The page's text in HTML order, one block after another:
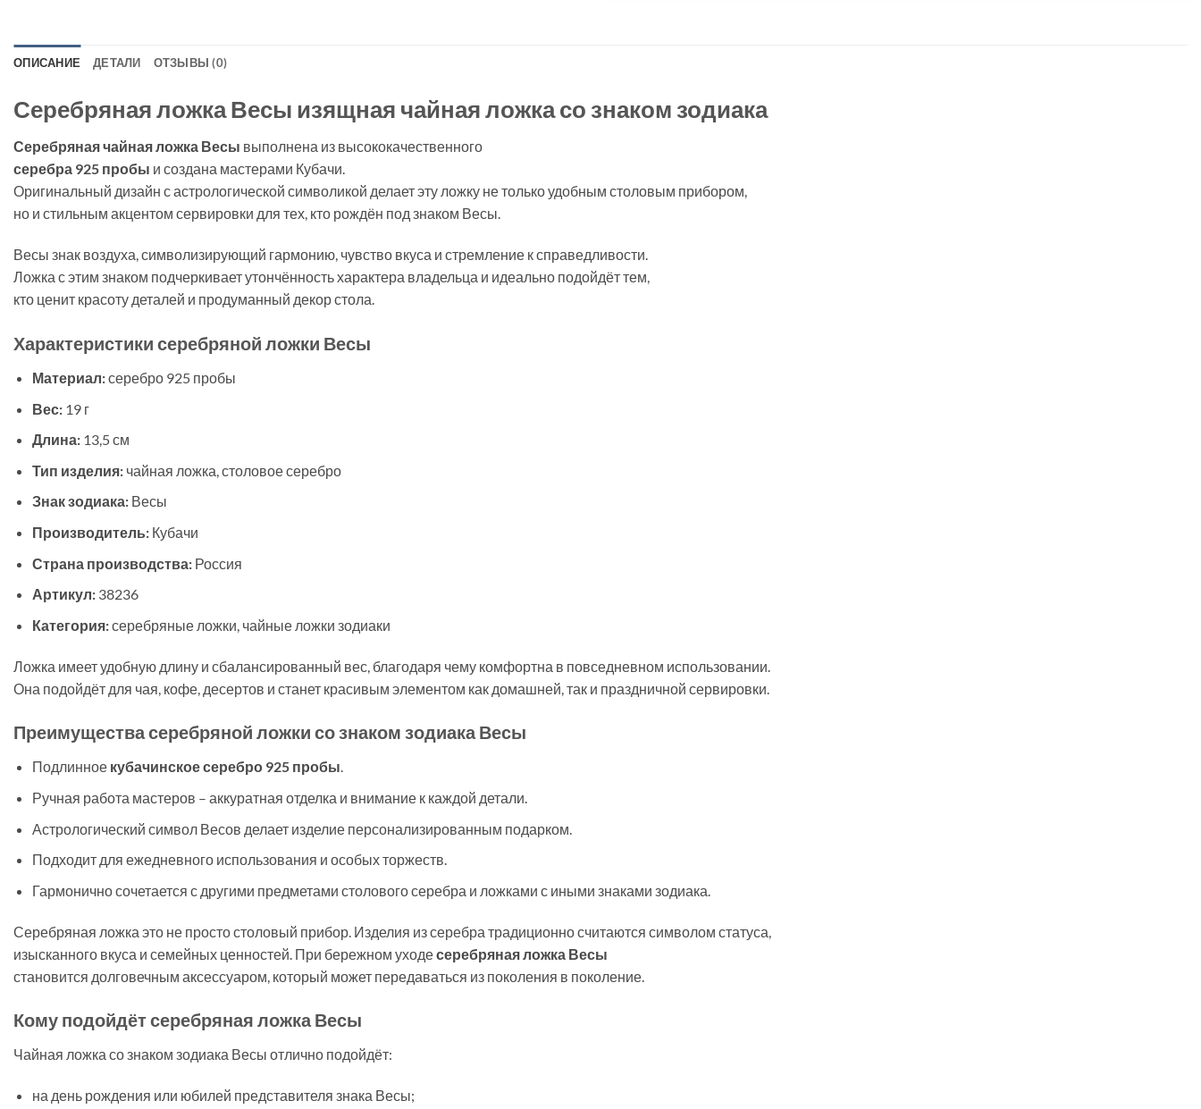
ОПИСАНИЕ ДЕТАЛИ ОТЗЫВЫ (0)
Серебряная ложка Весы изящная чайная ложка со знаком зодиака
Серебряная чайная ложка Весы выполнена из высококачественного
серебра 925 пробы и создана мастерами Кубачи.
Оригинальный дизайн с астрологической символикой делает эту ложку не только удобным столовым прибором,
но и стильным акцентом сервировки для тех, кто рождён под знаком Весы.
Весы знак воздуха, символизирующий гармонию, чувство вкуса и стремление к справедливости.
Ложка с этим знаком подчеркивает утончённость характера владельца и идеально подойдёт тем,
кто ценит красоту деталей и продуманный декор стола.
Характеристики серебряной ложки Весы
Материал:серебро 925 пробы
Вес:19 г
Длина:13,5 см
Тип изделия:чайная ложка, столовое серебро
Знак зодиака:Весы
Производитель:Кубачи
Страна производства:Россия
Артикул:38236
Категория:серебряные ложки, чайные ложки зодиаки
Ложка имеет удобную длину и сбалансированный вес, благодаря чему комфортна в повседневном использовании.
Она подойдёт для чая, кофе, десертов и станет красивым элементом как домашней, так и праздничной сервировки.
Преимущества серебряной ложки со знаком зодиака Весы
Подлинное кубачинское серебро 925 пробы.
Ручная работа мастеров – аккуратная отделка и внимание к каждой детали.
Астрологический символ Весов делает изделие персонализированным подарком.
Подходит для ежедневного использования и особых торжеств.
Гармонично сочетается с другими предметами столового серебра и ложками с иными знаками зодиака.
Серебряная ложка это не просто столовый прибор. Изделия из серебра традиционно считаются символом статуса,
изысканного вкуса и семейных ценностей. При бережном уходесеребряная ложка Весы
становится долговечным аксессуаром, который может передаваться из поколения в поколение.
Кому подойдёт серебряная ложка Весы
Чайная ложка со знаком зодиака Весы отлично подойдёт:
на день рождения или юбилей представителя знака Весы;